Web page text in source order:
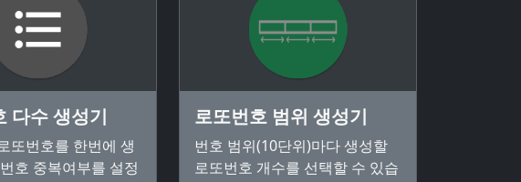
다수 생성기
또번호를 한번에 생
호 중복여부를 설정
로또번호 범위 생성기
번호 범위(10단위)마다 생성할
로또번호 개수를 선택할 수 있습